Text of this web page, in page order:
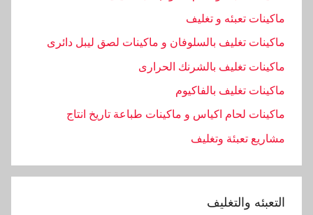
,
ا
ه
ن
س
,
ماكينات تعبئه و تغليف
ماكينات تغليف بالسلوفان و ماكينات لصق ليبل دائرى
ماكينات تغليف بالشرنك الحرارى
ماكينات تغليف بالفاكيوم
ماكينات لحام اكياس و ماكينات طباعة تاريخ انتاج
مشاريع تعبئة وتغليف
التعبئه والتغليف